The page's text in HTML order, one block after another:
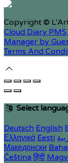
Copyright ©
Cloud Diary
Manager by
Terms And
Select
Deutsch English
Ελληνικά Eesti
Македонски
Čeština हिंदी